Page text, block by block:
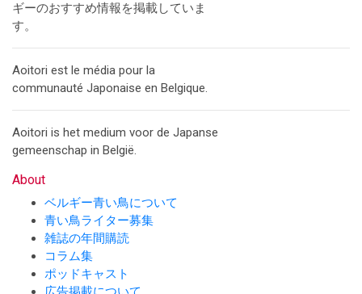
ギーのおすすめ情報を掲載していま
す。
Aoitori est le média pour la
communauté Japonaise en Belgique.
Aoitori is het medium voor de Japanse
gemeenschap in België.
About
ベルギー青い鳥について
青い鳥ライター募集
雑誌の年間購読
コラム集
ポッドキャスト